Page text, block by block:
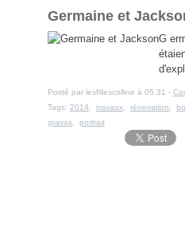
Germaine et
G
Posté par lesfillescolline à 05:31 -
Tags: 2014 travaux rénovation
gravas
portrait